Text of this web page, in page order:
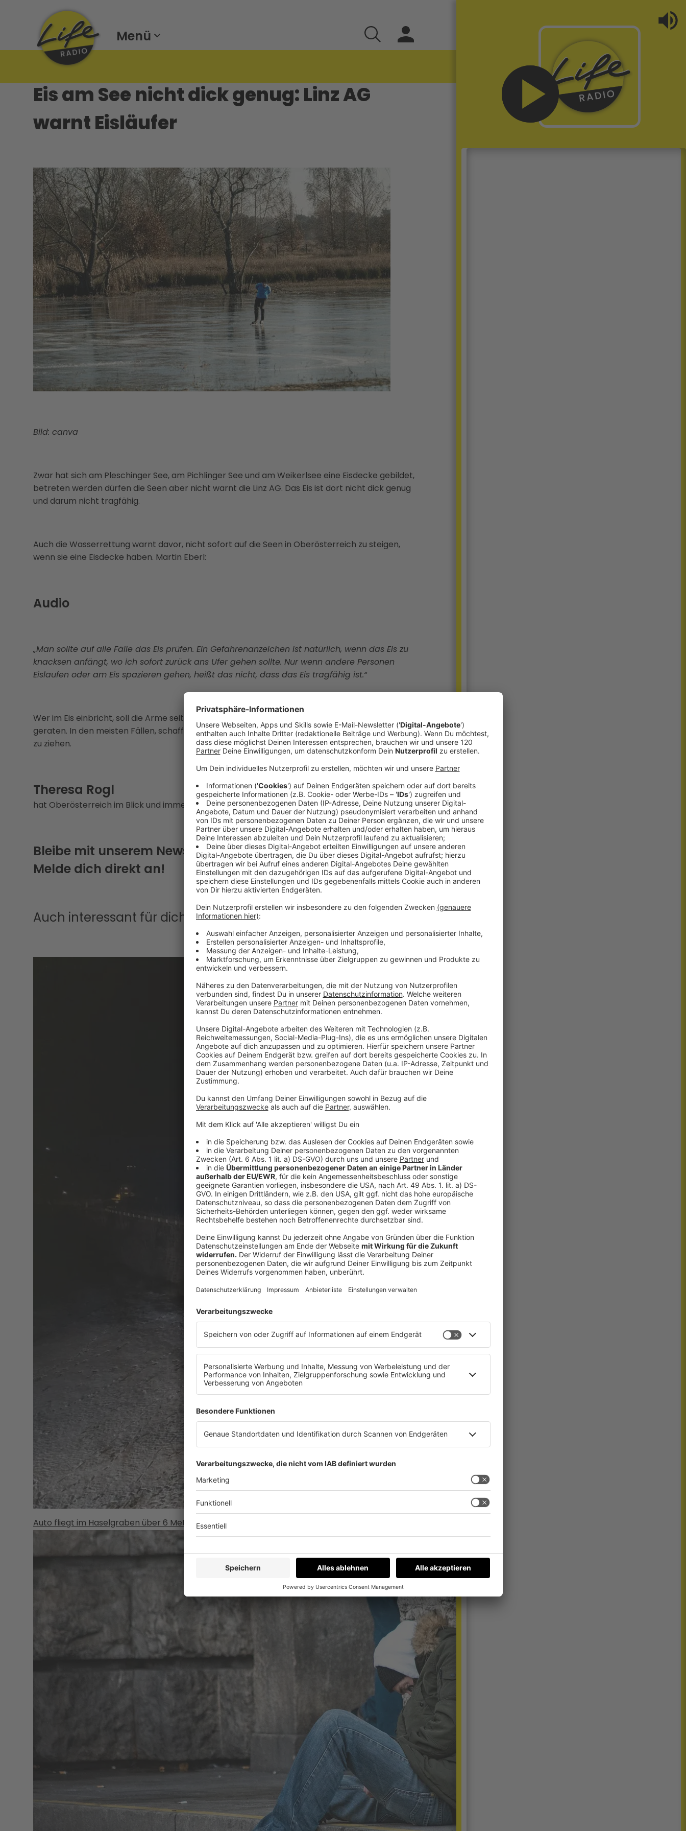
Menü
Eis am See nicht dick genug: Linz AG
warnt Eisläufer
Bild: canva
Zwar hat sich am Pleschinger See, am Pichlinger See und am Weikerlsee eine Eisdecke gebildet,
betreten werden dürfen die Seen aber nicht warnt die Linz AG. Das Eis ist dort nicht dick genug
und darum nicht tragfähig.
Auch die Wasserrettung warnt davor, nicht sofort auf die Seen in Oberösterreich zu steigen,
wenn sie eine Eisdecke haben. Martin Eberl:
Audio
„Man sollte auf alle Fälle das Eis prüfen. Ein Gefahrenanzeichen ist natürlich, wenn das Eis zu
knacksen anfängt, wo ich sofort zurück ans Ufer gehen sollte. Nur wenn andere Personen
Eislaufen oder am Eis spazieren gehen, heißt das nicht, dass das Eis tragfähig ist.“
Wer im Eis einbricht, soll die Arme seitlich ausstrecken um nicht mit dem Kopf unters Wasser zu
geraten. In den meisten Fällen, schaffen es die Betroffenen danach sich selbst aus dem Wasser
zu ziehen.
Theresa Rogl
hat Oberösterreich im Blick und immer eine Geschichte auf Lager!
Bleibe mit unserem Newsletter immer auf dem Laufenden.
Melde dich direkt an!
Auch interessant für dich
Auto fliegt im Haselgraben über 6 Meter hohe Böschung